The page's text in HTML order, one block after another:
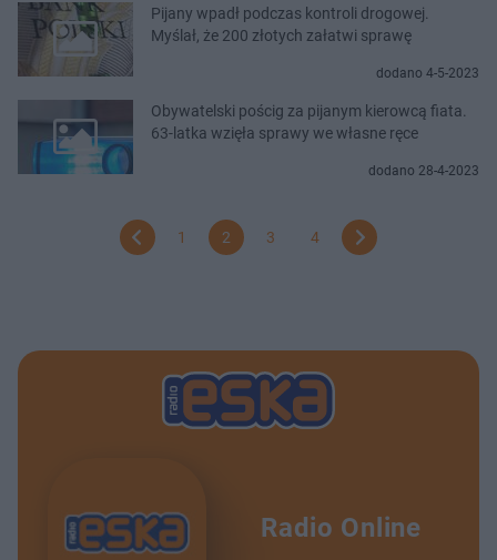
Pijany wpadł podczas kontroli drogowej.
Myślał, że 200 złotych załatwi sprawę
dodano 4-5-2023
Obywatelski pościg za pijanym kierowcą fiata.
63-latka wzięła sprawy we własne ręce
dodano 28-4-2023
1 2 3 4
Radio Online